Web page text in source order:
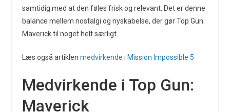
samtidig med at den føles frisk og relevant. Det er denne
balance mellem nostalgi og nyskabelse, der gør Top Gun:
Maverick til noget helt særligt.
Læs også artiklen medvirkende i Mission Impossible 5
Medvirkende i Top Gun:
Maverick